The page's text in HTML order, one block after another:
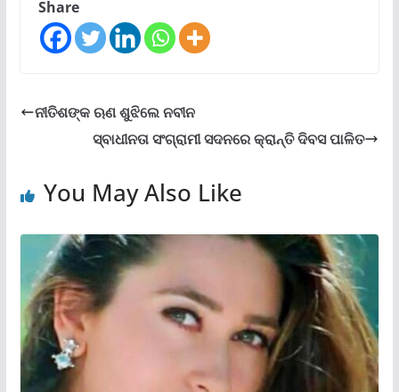
Share
ନୀତିଶଙ୍କ ଋଣ ଶୁଝିଲେ ନବୀନ
ସ୍ବାଧୀନତା ସଂଗ୍ରାମୀ ସଦନରେ କ୍ରାନ୍ତି ଦିବସ ପାଳିତ
You May Also Like